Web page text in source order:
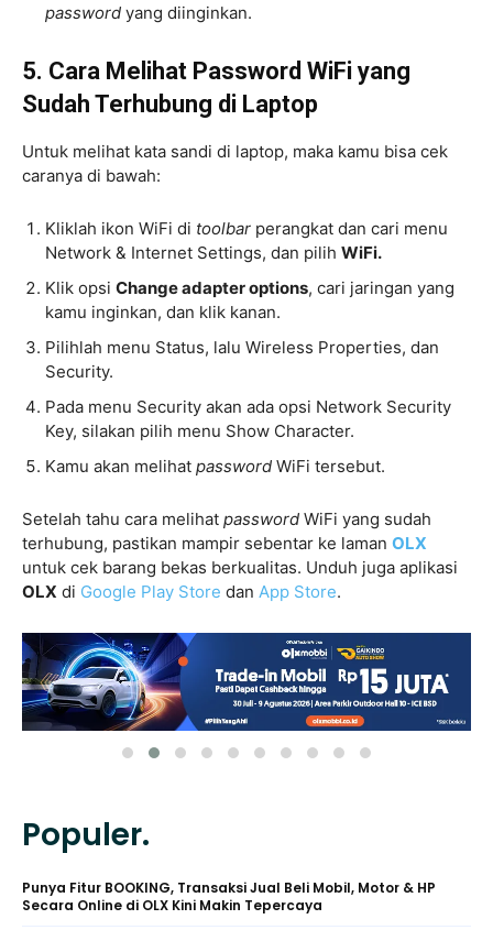
password yang diinginkan.
5. Cara Melihat Password WiFi yang
Sudah Terhubung di Laptop
Untuk melihat kata sandi di laptop, maka kamu bisa cek
caranya di bawah:
Kliklah ikon WiFi di toolbar perangkat dan cari menu
Network & Internet Settings, dan pilih WiFi.
Klik opsi Change adapter options, cari jaringan yang
kamu inginkan, dan klik kanan.
Pilihlah menu Status, lalu Wireless Properties, dan
Security.
Pada menu Security akan ada opsi Network Security
Key, silakan pilih menu Show Character.
Kamu akan melihat password WiFi tersebut.
Setelah tahu cara melihat password WiFi yang sudah
terhubung, pastikan mampir sebentar ke laman OLX
untuk cek barang bekas berkualitas. Unduh juga aplikasi
OLX di Google Play Store dan App Store.
Populer.
Punya Fitur BOOKING, Transaksi Jual Beli Mobil, Motor & HP
Secara Online di OLX Kini Makin Tepercaya